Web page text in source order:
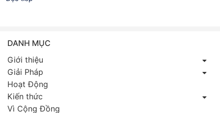
DANH MỤC
Giới thiệu
Giải Pháp
Hoạt Động
Kiến thức
Vì Cộng Đồng